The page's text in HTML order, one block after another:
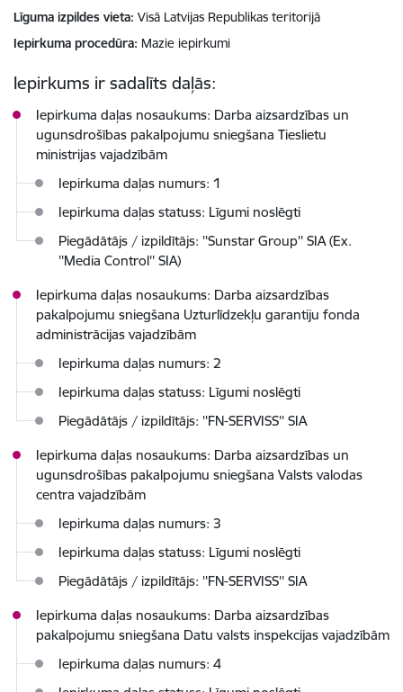
Līguma izpildes vieta Visā Latvijas Republikas teritorijā
Iepirkuma procedūra Mazie iepirkumi
Iepirkums ir sadalīts daļās:
Iepirkuma daļas nosaukums: Darba aizsardzības un
ugunsdrošības pakalpojumu sniegšana Tieslietu
ministrijas vajadzībām
Iepirkuma daļas numurs: 1
Iepirkuma daļas statuss: Līgumi noslēgti
Piegādātājs / izpildītājs: ''Sunstar Group'' SIA (Ex.
''Media Control'' SIA)
Iepirkuma daļas nosaukums: Darba aizsardzības
pakalpojumu sniegšana Uzturlīdzekļu garantiju fonda
administrācijas vajadzībām
Iepirkuma daļas numurs: 2
Iepirkuma daļas statuss: Līgumi noslēgti
Piegādātājs / izpildītājs: ''FN-SERVISS'' SIA
Iepirkuma daļas nosaukums: Darba aizsardzības un
ugunsdrošības pakalpojumu sniegšana Valsts valodas
centra vajadzībām
Iepirkuma daļas numurs: 3
Iepirkuma daļas statuss: Līgumi noslēgti
Piegādātājs / izpildītājs: ''FN-SERVISS'' SIA
Iepirkuma daļas nosaukums: Darba aizsardzības
pakalpojumu sniegšana Datu valsts inspekcijas vajadzībām
Iepirkuma daļas numurs: 4